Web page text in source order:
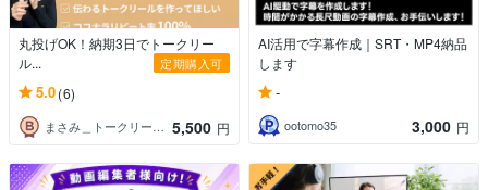
丸投げOK！納期3日でトークリー
ル...
定期購入可
5.0(6)
まさみ＿トークリールの編集代行 5,500 円
AI活用で字幕作成｜SRT・MP4納品
します
-
ootomo35 3,000 円